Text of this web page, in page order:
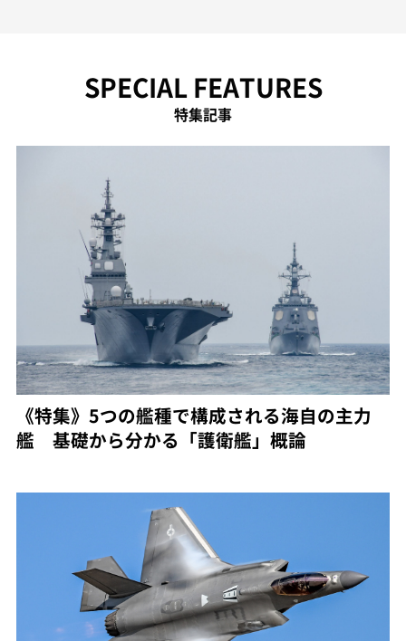
SPECIAL FEATURES
特集記事
《特集》5つの艦種で構成される海自の主力
艦 基礎から分かる「護衛艦」概論